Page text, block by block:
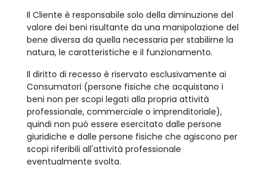
Il Cliente è responsabile solo della diminuzione del
valore dei beni risultante da una manipolazione del
bene diversa da quella necessaria per stabilirne la
natura, le caratteristiche e il funzionamento.
Il diritto di recesso è riservato esclusivamente ai
Consumatori (persone fisiche che acquistano i
beni non per scopi legati alla propria attività
professionale, commerciale o imprenditoriale),
quindi non può essere esercitato dalle persone
giuridiche e dalle persone fisiche che agiscono per
scopi riferibili all'attività professionale
eventualmente svolta.